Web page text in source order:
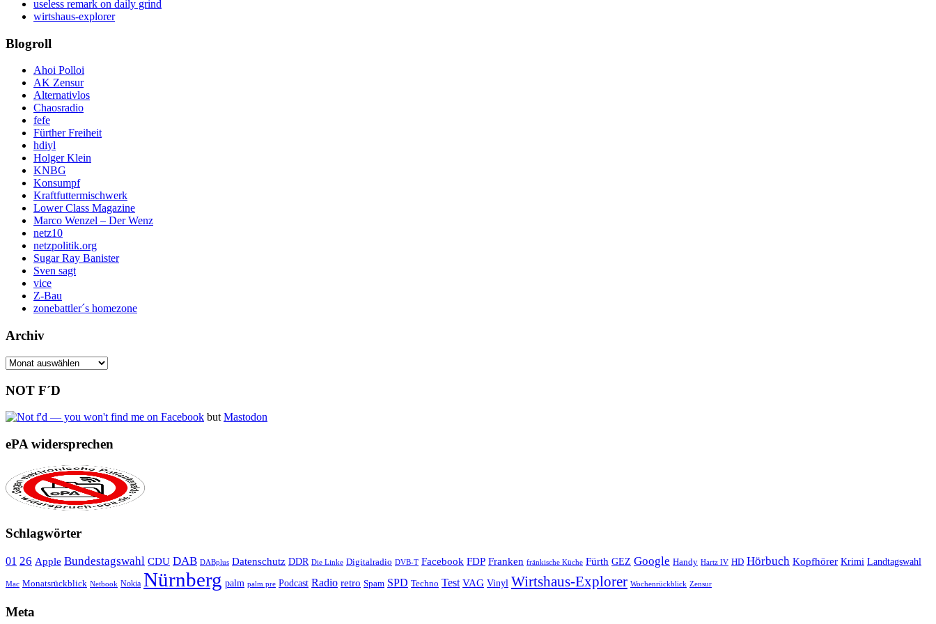
useless remark on daily grind
wirtshaus-explorer
Blogroll
Ahoi Polloi
AK Zensur
Alternativlos
Chaosradio
fefe
Fürther Freiheit
hdiyl
Holger Klein
KNBG
Konsumpf
Kraftfuttermischwerk
Lower Class Magazine
Marco Wenzel – Der Wenz
netz10
netzpolitik.org
Sugar Ray Banister
Sven sagt
vice
Z-Bau
zonebattler´s homezone
Archiv
Archiv
NOT F´D
but Mastodon
ePA widersprechen
Schlagwörter
01 26 Apple Bundestagswahl CDU DAB DABplus Datenschutz DDR Die Linke Digitalradio DVB-T Facebook FDP Franken fränkische Küche Fürth GEZ Google Handy Hartz IV HD Hörbuch Kopfhörer Krimi Landtagswahl
Mac Monatsrückblick Netbook Nokia Nürnberg palm palm pre Podcast Radio retro Spam SPD Techno Test VAG Vinyl Wirtshaus-Explorer Wochenrückblick Zensur
Meta